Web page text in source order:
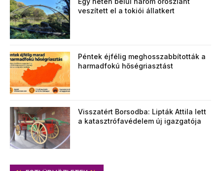
veszített el a tokiói állatkert
Péntek éjfélig meghosszabbították a
harmadfokú hőségriasztást
Visszatért Borsodba: Lipták Attila lett
a katasztrófavédelem új igazgatója